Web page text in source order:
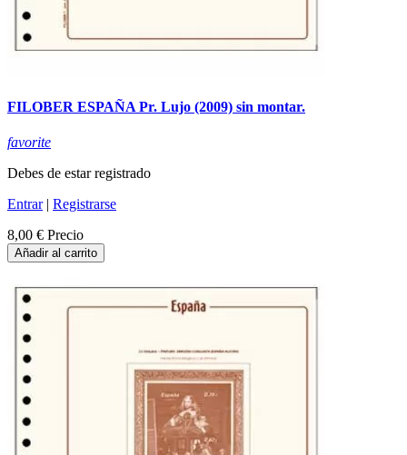
FILOBER ESPAÑA Pr. Lujo (2009) sin montar.
favorite
Debes de estar registrado
Entrar| Registrarse
8,00 € Precio
Añadir al carrito